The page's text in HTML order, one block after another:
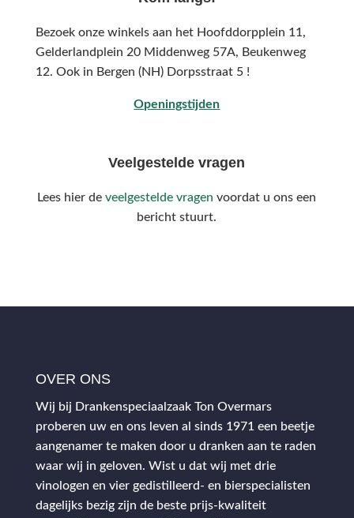
Bezoek onze winkels aan het Hoofddorpplein 11,
Gelderlandplein 20 Middenweg 57A, Beukenweg
12. Ook in Bergen (NH) Dorpsstraat 5 !
Openingstijden
Veelgestelde vragen
Lees hier deveelgestelde vragen voordat u ons een
bericht stuurt.
OVER ONS
Wij bij Drankenspeciaalzaak Ton Overmars
proberen uw en ons leven al sinds 1971 een beetje
aangenamer te maken door u dranken aan te raden
waar wij in geloven. Wist u dat wij met drie
vinologen en vier gedistilleerd- en bierspecialisten
dagelijks bezig zijn de beste prijs-kwaliteit